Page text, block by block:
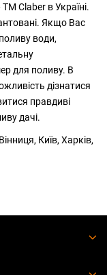
Claber в Україні.
Якщо Вас
води,
для поливу. В
дізнатися
правдиві
дачі.
Київ, Харків,